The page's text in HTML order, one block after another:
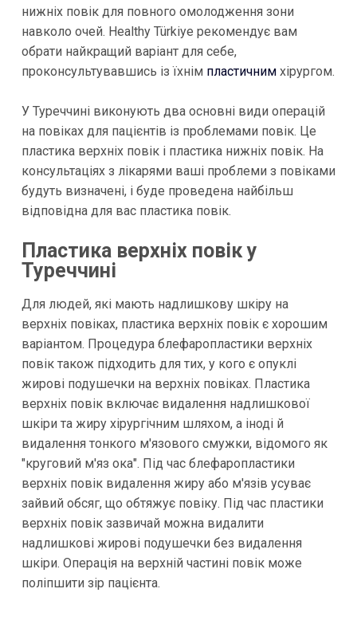
нижніх повік для повного омолодження зони
навколо очей. Healthy Türkiye рекомендує вам
обрати найкращий варіант для себе,
проконсультувавшись із їхнім пластичнимхірургом.
У Туреччині виконують два основні види операцій
на повіках для пацієнтів із проблемами повік. Це
пластика верхніх повік і пластика нижніх повік. На
консультаціях з лікарями ваші проблеми з повіками
будуть визначені, і буде проведена найбільш
відповідна для вас пластика повік.
Пластика верхніх повік у
Туреччині
Для людей, які мають надлишкову шкіру на
верхніх повіках, пластика верхніх повік є хорошим
варіантом. Процедура блефаропластики верхніх
повік також підходить для тих, у кого є опуклі
жирові подушечки на верхніх повіках. Пластика
верхніх повік включає видалення надлишкової
шкіри та жиру хірургічним шляхом, а іноді й
видалення тонкого м'язового смужки, відомого як
"круговий м'яз ока". Під час блефаропластики
верхніх повік видалення жиру або м'язів усуває
зайвий обсяг, що обтяжує повіку. Під час пластики
верхніх повік зазвичай можна видалити
надлишкові жирові подушечки без видалення
шкіри. Операція на верхній частині повік може
поліпшити зір пацієнта.